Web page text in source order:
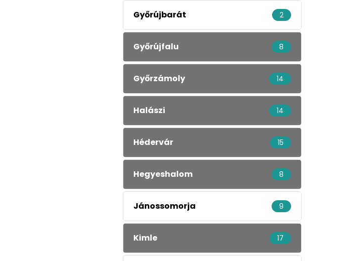
Győrújbarát 2
Győrújfalu 8
Győrzámoly 14
Halászi 14
Hédervár 15
Hegyeshalom 8
Jánossomorja 9
Kimle 17